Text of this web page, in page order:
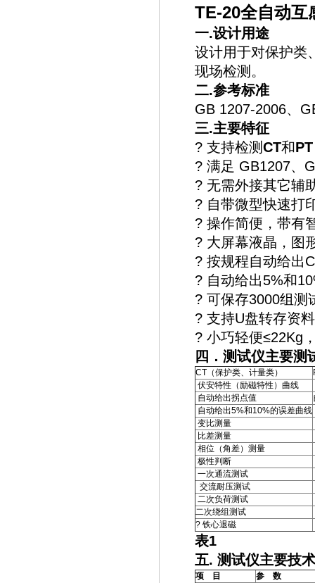
TE-20全自动互
一.设计用途
设计用于对保护类
现场检测。
二.参考标准
GB 1207-2006、
三.主要特征
? 支持检测CT和PT
? 满足 GB1207、
? 无需外接其它辅
? 自带微型快速打
? 操作简便，带有
? 大屏幕液晶，图
? 按规程自动给出
? 自动给出5%和
? 可保存3000组测
? 支持U盘转存资
? 小巧轻便≤22Kg
四．测试仪主要测
CT（保护类、计量类）
伏安特性（励磁特性）曲线
自动给出拐点值
自动给出5%和10%的误差曲线
变比测量
比差测量
相位（角差）测量
极性判断
一次通流测试
交流耐压测试
二次负荷测试
二次绕组测试
? 铁心退磁
表1
五. 测试仪主要技
项 目 参 数